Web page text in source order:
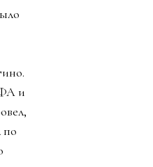
и
по